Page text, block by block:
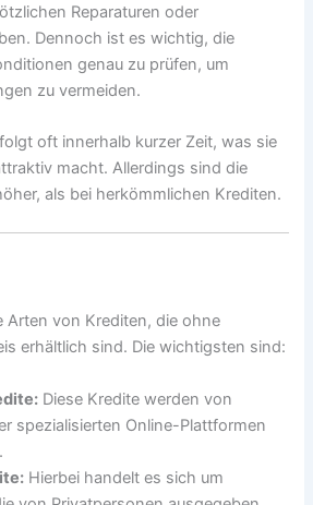
Reparaturen oder
Dennoch ist es wichtig, die
genau zu prüfen, um
zu vermeiden.
oft innerhalb kurzer Zeit, was sie
macht. Allerdings sind die
als bei herkömmlichen Krediten.
Arten von Krediten, die ohne
erhältlich sind. Die wichtigsten sind:
Diese Kredite werden von
spezialisierten Online-Plattformen
Hierbei handelt es sich um